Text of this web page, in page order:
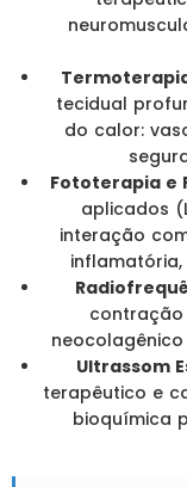
tecidual
do calor:
Fototerapia e
aplicados
interação
Ultrassom
terapêutico e
bioquímica